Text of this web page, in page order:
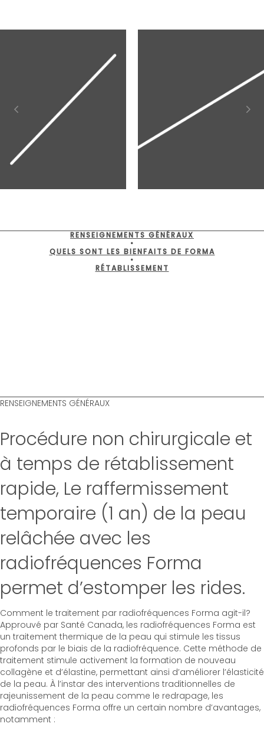
RENSEIGNEMENTS GÉNÉRAUX
•
QUELS SONT LES BIENFAITS DE FORMA
•
RÉTABLISSEMENT
RENSEIGNEMENTS GÉNÉRAUX
Procédure non chirurgicale et
à temps de rétablissement
rapide, Le raffermissement
temporaire (1 an) de la peau
relâchée avec les
radiofréquences Forma
permet d’estomper les rides.
Comment le traitement par radiofréquences Forma agit-il?
Approuvé par Santé Canada, les radiofréquences Forma est
un traitement thermique de la peau qui stimule les tissus
profonds par le biais de la radiofréquence. Cette méthode de
traitement stimule activement la formation de nouveau
collagène et d’élastine, permettant ainsi d’améliorer l’élasticité
de la peau. À l’instar des interventions traditionnelles de
rajeunissement de la peau comme le redrapage, les
radiofréquences Forma offre un certain nombre d’avantages,
notamment :